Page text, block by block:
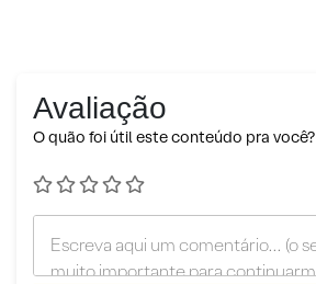
Avaliação
O quão foi útil este conteúdo pra você?